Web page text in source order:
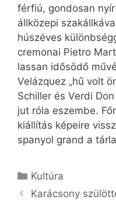
férfiú, gondosan
állközepi
húszéves
cremonai Pietro
lassan idősödő
Velázquez „hű volt
Schiller és Verdi
jut róla eszembe.
kiállítás képeire
spanyol grand a
Kategória
Kultúra
Karácsony